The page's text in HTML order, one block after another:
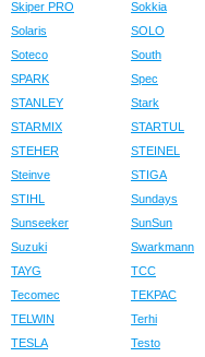
Skiper PRO
Sokkia
Solaris
SOLO
Soteco
South
SPARK
Spec
STANLEY
Stark
STARMIX
STARTUL
STEHER
STEINEL
Steinve
STIGA
STIHL
Sundays
Sunseeker
SunSun
Suzuki
Swarkmann
TAYG
TCC
Tecomec
TEKPAC
TELWIN
Terhi
TESLA
Testo